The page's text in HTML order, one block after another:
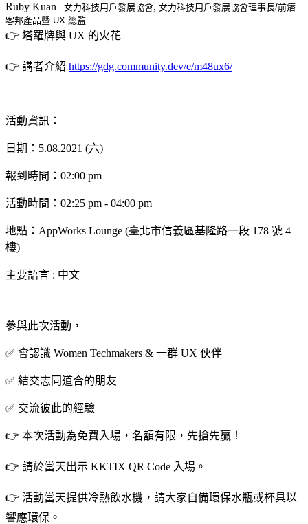
Ruby Kuan | 女力科技用戶發展協會, 女力科技用戶發展協會理事長/前痞
客邦產品暨 UX 總監
👉 塔羅牌與 UX 的火花
👉 講者介紹 https://gdg.community.dev/e/m48ux6/
活動資訊：
日期：5.08.2021 (六)
報到時間：02:00 pm
活動時間：02:25 pm - 04:00 pm
地點：AppWorks Lounge (臺北市信義區基隆路一段 178 號 4
樓)
主要語言 : 中文
參與此次活動，
✅ 會認識 Women Techmakers & 一群 UX 伙伴
✅ 結交志同道合的朋友
✅ 交流彼此的經驗
👉 本次活動為免費入場，名額有限，先搶先贏！
👉 請於當天出示 KKTIX QR Code 入場。
👉 活動當天提供冷熱飲水機，請大家自備環保水瓶或杯具以
響應環保。